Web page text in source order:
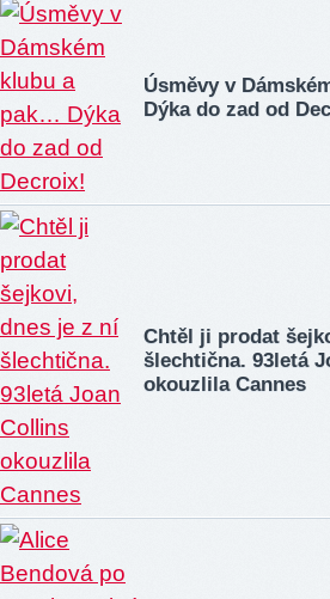
Úsměvy v
Dýka do zad od
Chtěl ji prodat
šlechtična. 93letá
okouzlila Cannes